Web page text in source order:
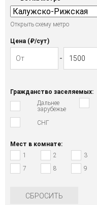
Открыть схему метро
Цена (₽/cут)
Гражданство заселяемых:
Дальнее
зарубежье
СНГ
Мест в комнате:
1
2 3
7
8 9
СБРОСИТЬ